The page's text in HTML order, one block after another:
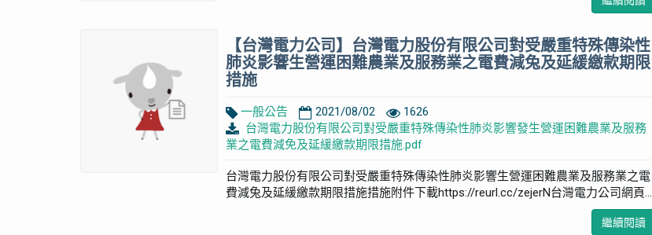
【台灣電力公司】台灣電力股份有限公司對受嚴重特殊傳染性
肺炎影響生營運困難農業及服務業之電費減兔及延緩繳款期限
措施
一般公告 2021/08/02
1626
台灣電力股份有限公司對受嚴重特殊傳染性肺炎影響發生營運困難農業及服務
業之電費減免及延緩繳款期限措施.pdf
台灣電力股份有限公司對受嚴重特殊傳染性肺炎影響生營運困難農業及服務業之電
費減兔及延緩繳款期限措施措施附件下載https://reurl.cc/zejerN台灣電力公司網頁...
繼續閱讀